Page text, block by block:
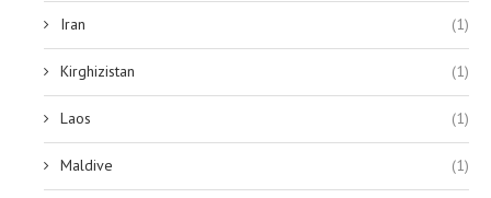
Iran (1)
Kirghizistan (1)
Laos (1)
Maldive (1)